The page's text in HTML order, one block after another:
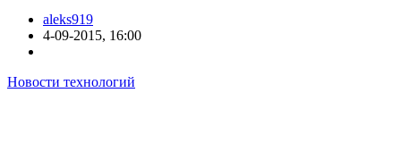
aleks919
4-09-2015, 16:00
Новости технологий